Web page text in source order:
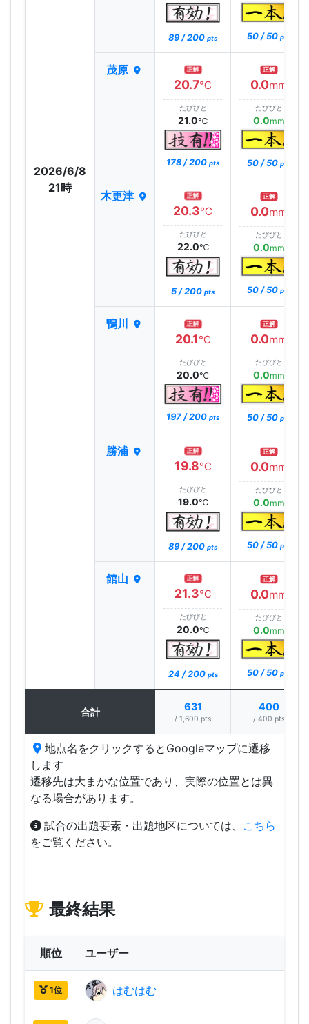
2026/6/8
21時
89 / 200 pts 50 / 50 pts
茂原 正解
20.7℃
たびびと
21.0℃
178 / 200 pts
正解
0.0mm
たびびと
0.0mm
50 / 50 pts
木更津 正解
20.3℃
たびびと
22.0℃
5 / 200 pts
正解
0.0mm
たびびと
0.0mm
50 / 50 pts
鴨川 正解
20.1℃
たびびと
20.0℃
197 / 200 pts
正解
0.0mm
たびびと
0.0mm
50 / 50 pts
勝浦 正解
19.8℃
たびびと
19.0℃
89 / 200 pts
正解
0.0mm
たびびと
0.0mm
50 / 50 pts
館山 正解
21.3℃
たびびと
20.0℃
24 / 200 pts
正解
0.0mm
たびびと
0.0mm
50 / 50 pts
合計 631
/ 1,600 pts
400
/ 400 pts
地点名をクリックするとGoogleマップに遷移
します
遷移先は大まかな位置であり、実際の位置とは異
なる場合があります。
試合の出題要素・出題地区については、 こちら
をご覧ください。
最終結果
順位 ユーザー
1位 はむはむ